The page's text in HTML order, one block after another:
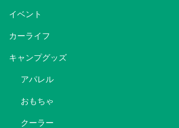
イベント
カーライフ
キャンプグッズ
アパレル
おもちゃ
クーラー